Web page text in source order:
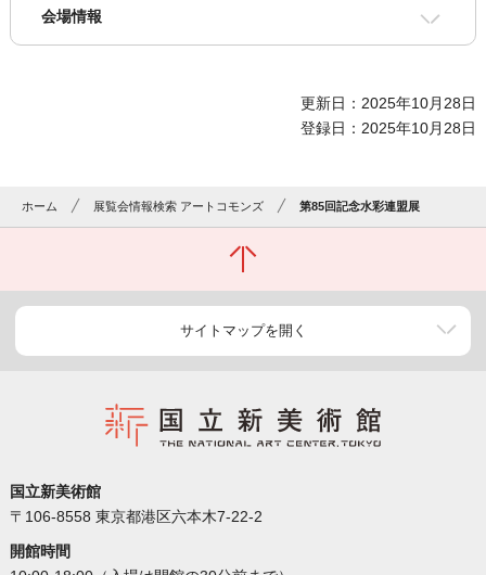
会場情報
更新日：2025年10月28日
登録日：2025年10月28日
ホーム 展覧会情報検索 アートコモンズ 第85回記念水彩連盟展
サイトマップを開く
国立新美術館
〒106-8558 東京都港区六本木7-22-2
開館時間